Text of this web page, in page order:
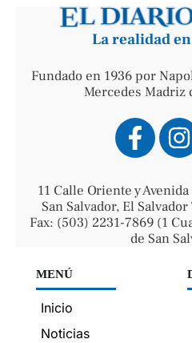
La realidad
Fundado en 1936 por
Mercedes Madriz
11 Calle Oriente y
San Salvador, El
Fax: (503) 2231-7869 (1
de San
MENÚ
Inicio
Noticias